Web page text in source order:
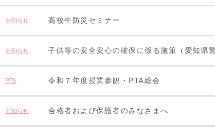
お知らせ 高校生防災セミナー
お知らせ 子供等の安全安心の確保に係る施策（愛知県
PTA 令和７年度授業参観・PTA総会
お知らせ 合格者および保護者のみなさまへ